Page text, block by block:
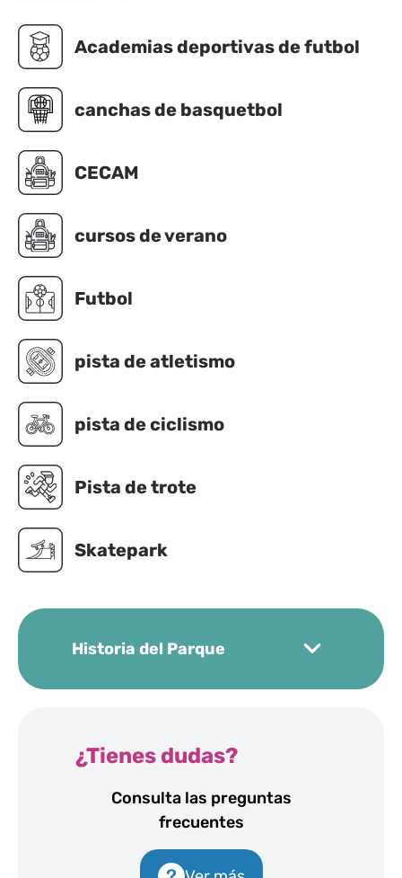
Academias deportivas de futbol
canchas de basquetbol
CECAM
cursos de verano
Futbol
pista de atletismo
pista de ciclismo
Pista de trote
Skatepark
Historia del Parque
Solidaridad Iberoamericana, fue llamada así en
de Gobierno de los Países Iberoamericanos que
se llevó a cabo en Guadalajara en julio de 1991. A
partir de entonces, es considerado como uno de
los parques más grandes e importantes de
¿Tienes dudas?
Consulta las preguntas
frecuentes